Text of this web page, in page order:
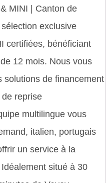
MINI | Canton de
exclusive
certifiées, bénéficiant
12 mois. Nous vous
solutions de financement
reprise
multilingue vous
italien, portugais
un service à la
situé à 30